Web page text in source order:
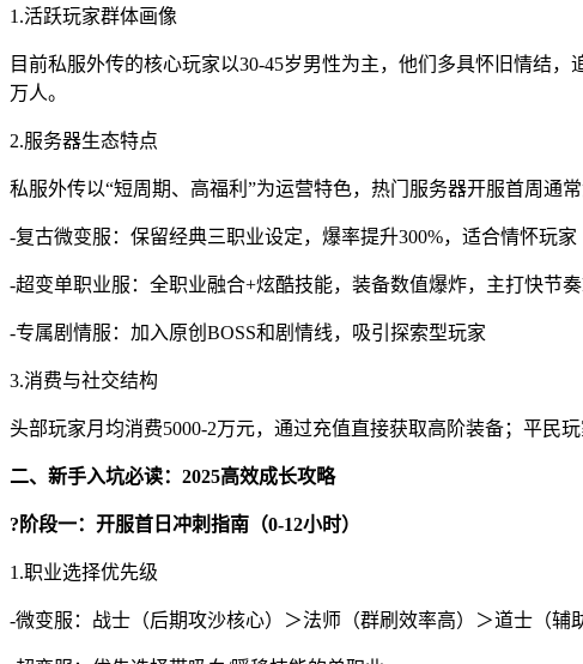
1.活跃玩家群体画像
目前私服外传的核心玩家以30-45岁男性为主，他们多具怀旧情结
万人。
2.服务器生态特点
私服外传以“短周期、高福利”为运营特色，热门服务器开服首周通
-复古微变服：保留经典三职业设定，爆率提升300%，适合情怀玩家
-超变单职业服：全职业融合+炫酷技能，装备数值爆炸，主打快节
-专属剧情服：加入原创BOSS和剧情线，吸引探索型玩家
3.消费与社交结构
头部玩家月均消费5000-2万元，通过充值直接获取高阶装备；平民
二、新手入坑必读：2025高效成长攻略
?阶段一：开服首日冲刺指南（0-12小时）
1.职业选择优先级
-微变服：战士（后期攻沙核心）＞法师（群刷效率高）＞道士（辅